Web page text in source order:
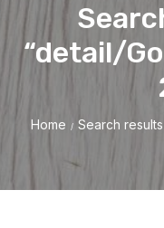
“detail/
Home / Search